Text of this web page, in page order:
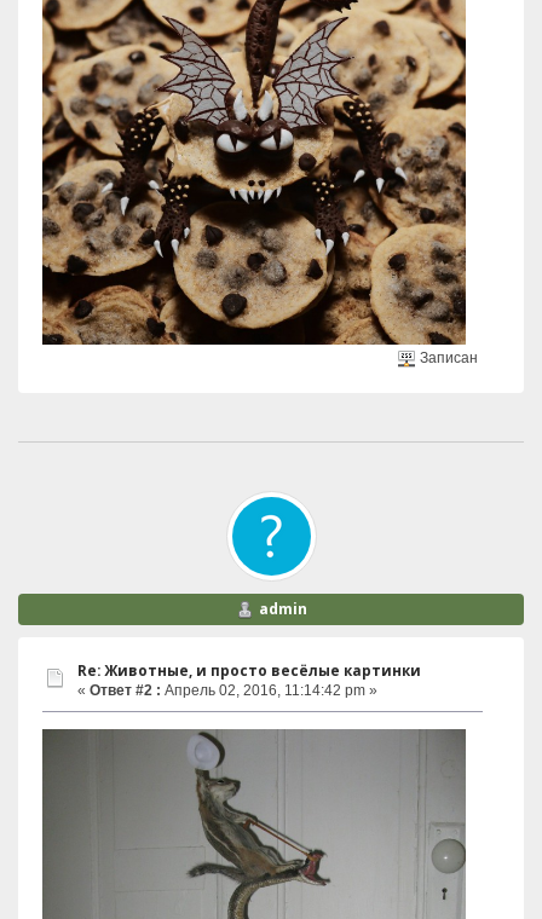
Записан
admin
Re: Животные, и просто весёлые картинки
« Ответ #2 : Апрель 02, 2016, 11:14:42 pm »